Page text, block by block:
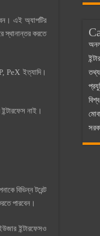
এই অ্যাপটির
স্থানান্তর করতে
PeX ইত্যাদি।
নাই।
বিভিন্ন টরেন্ট
পারবেন।
ইন্টারফেসও
তথ্য
বিশ্ব